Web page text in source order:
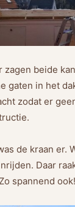
zagen beide
gaten in het
zodat er
de kraan er.
Daar
spannend